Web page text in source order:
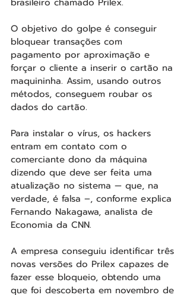
brasileiro chamado Prilex.
O objetivo do golpe é conseguir
bloquear transações com
pagamento por aproximação e
forçar o cliente a inserir o cartão na
maquininha. Assim, usando outros
métodos, conseguem roubar os
dados do cartão.
Para instalar o vírus, os hackers
entram em contato com o
comerciante dono da máquina
dizendo que deve ser feita uma
atualização no sistema — que, na
verdade, é falsa –, conforme explica
Fernando Nakagawa, analista de
Economia da CNN.
A empresa conseguiu identificar três
novas versões do Prilex capazes de
fazer esse bloqueio, obtendo uma
que foi descoberta em novembro de